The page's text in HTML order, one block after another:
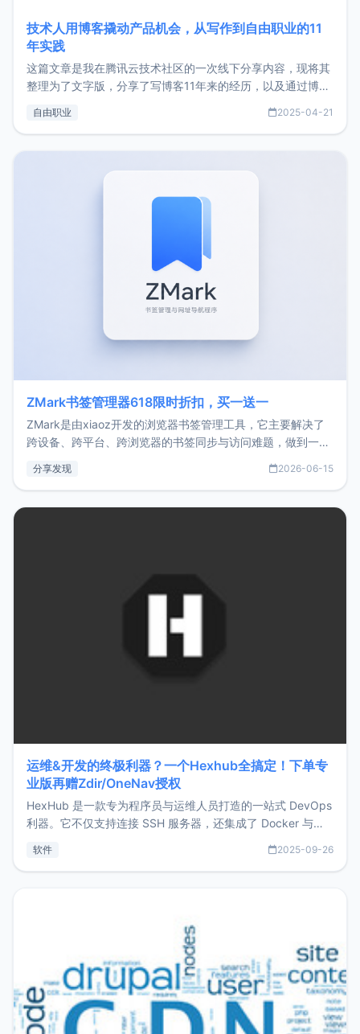
技术人用博客撬动产品机会，从写作到自由职业的11
年实践
这篇文章是我在腾讯云技术社区的一次线下分享内容，现将其
整理为了文字版，分享了写博客11年来的经历，以及通过博客
了我的首个产品ImgURL的真实数据和产品现状。自我介绍大
自由职业 2025-04-21
ZMark书签管理器618限时折扣，买一送一
ZMark是由xiaoz开发的浏览器书签管理工具，它主要解决了
跨设备、跨平台、跨浏览器的书签同步与访问难题，做到一处
用，让管理更高效。ZMark官网地址：
分享发现 2026-06-15
运维&开发的终极利器？一个Hexhub全搞定！下单专
业版再赠Zdir/OneNav授权
HexHub 是一款专为程序员与运维人员打造的一站式 DevOps
利器。它不仅支持连接 SSH 服务器，还集成了 Docker 与常
件间频繁切换，仅凭 HexHub 即可同时搞定运维与数据库操
软件 2025-09-26